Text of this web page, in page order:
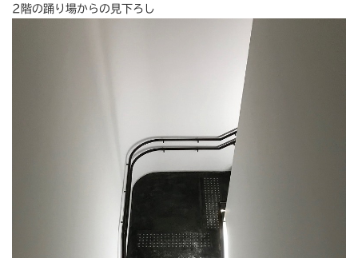
2階の踊り場からの見下ろし